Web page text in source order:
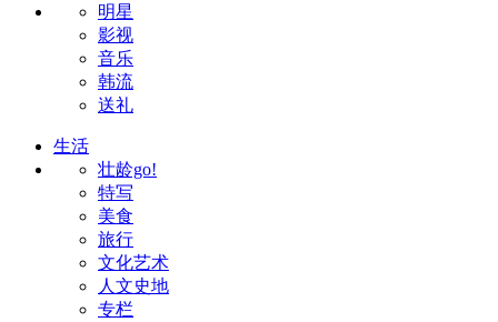
明星
影视
音乐
韩流
送礼
生活
壮龄go!
特写
美食
旅行
文化艺术
人文史地
专栏